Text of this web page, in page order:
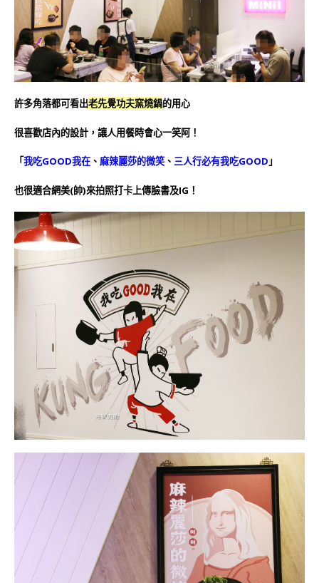
許多角落都可看出老先覺功夫窯燒鍋的用心
很喜歡店內的設計，讓人用餐時會心一笑阿！
「我吃GOOD我在 、 麻辣麗莎的微笑 、 三人行必有我吃GOOD 」
也很適合網美(帥)來拍照打卡上傳臉書及IG！